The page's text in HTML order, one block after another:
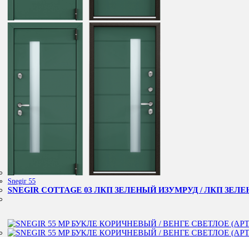
Snegir 55
SNEGIR COTTAGE 03 ЛКП ЗЕЛЕНЫЙ ИЗУМРУД / ЛКП